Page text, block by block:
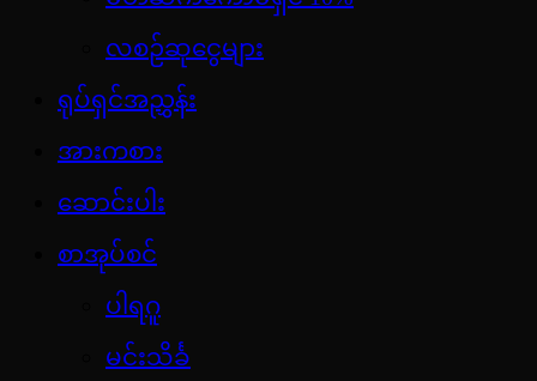
လစဉ်ဆုငွေများ
ရုပ်ရှင်အညွှန်း
အားကစား
ဆောင်းပါး
စာအုပ်စင်
ပါရဂူ
မင်းသိင်္ခ